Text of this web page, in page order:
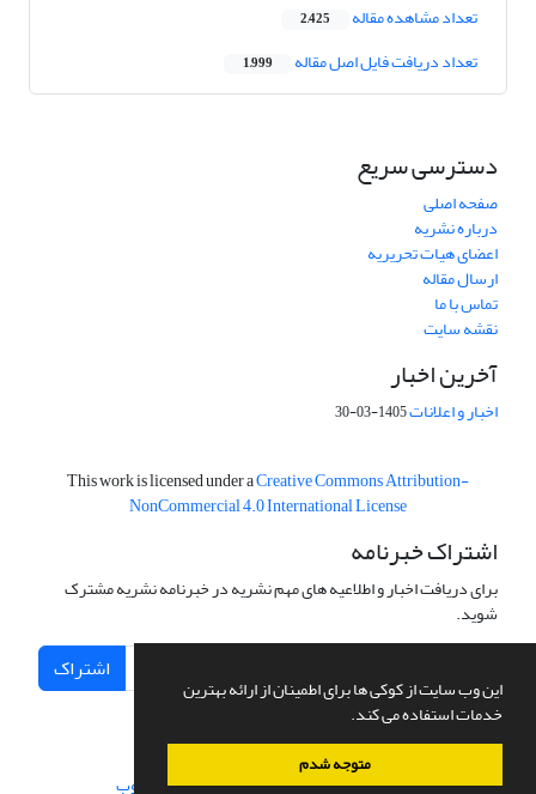
این وب سایت از کوکی ها برای اطمینان از ارائه بهترین
خدمات استفاده می کند.
متوجه شدم
تعداد مشاهده مقاله 2,425
تعداد دریافت فایل اصل مقاله 1,999
دسترسی سریع
صفحه اصلی
درباره نشریه
اعضای هیات تحریریه
ارسال مقاله
تماس با ما
نقشه سایت
آخرین اخبار
اخبار و اعلانات1405-03-30
This work is licensed under aCreative Commons Attribution-
NonCommercial 4.0 International License
اشتراک خبرنامه
برای دریافت اخبار و اطلاعیه های مهم نشریه در خبرنامه نشریه مشترک
شوید.
اشتراک
سامانه مدیریت نشریات علمی.طراحی و پیاده سازی از سیناوب